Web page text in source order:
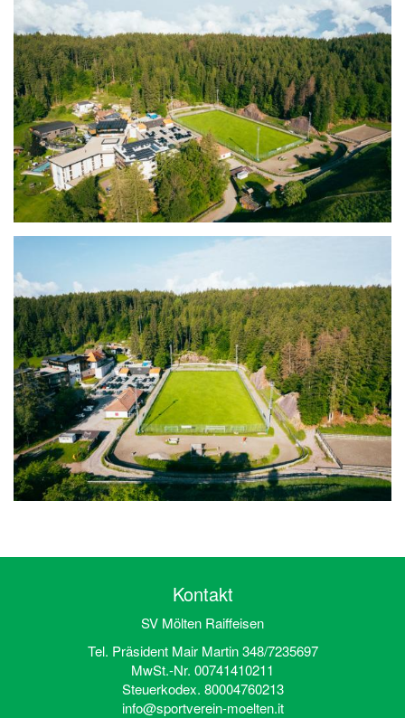
Kontakt
SV Mölten Raiffeisen
Tel. Präsident Mair Martin 348/7235697
MwSt.-Nr. 00741410211
Steuerkodex. 80004760213
info@sportverein-moelten.it